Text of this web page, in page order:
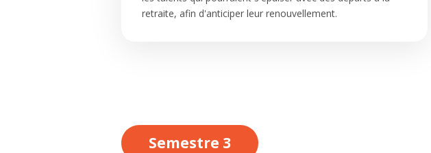
retraite, afin d'anticiper leur renouvellement.
Semestre 3